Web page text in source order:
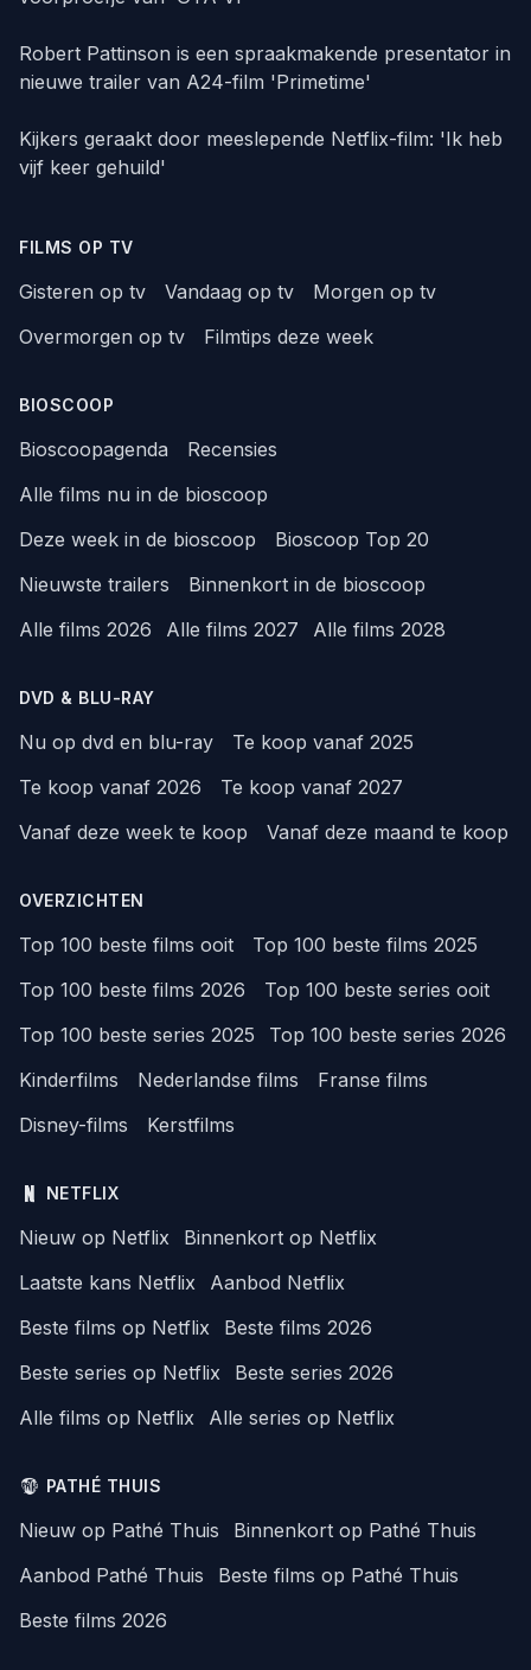
Robert Pattinson is een spraakmakende presentator in
nieuwe trailer van A24-film 'Primetime'
Kijkers geraakt door meeslepende Netflix-film: 'Ik heb
vijf keer gehuild'
FILMS OP TV
Gisteren op tv Vandaag op tv
Morgen op tv
Overmorgen op tv
Filmtips deze week
BIOSCOOP
Bioscoopagenda
Recensies
Alle films nu in de bioscoop
Deze week in de bioscoop
Bioscoop Top 20
Nieuwste trailers
Binnenkort in de bioscoop
Alle films 2026
Alle films 2027 Alle films 2028
DVD & BLU-RAY
Nu op dvd en blu-ray
Te koop vanaf 2025
Te koop vanaf 2026
Te koop vanaf 2027
Vanaf deze week te koop
Vanaf deze maand te koop
OVERZICHTEN
Top 100 beste films ooit
Top 100 beste films 2025
Top 100 beste films 2026
Top 100 beste series ooit
Top 100 beste series 2025
Top 100 beste series 2026
Kinderfilms
Nederlandse films
Franse films
Disney-films
Kerstfilms
NETFLIX
Nieuw op Netflix
Binnenkort op Netflix
Laatste kans Netflix
Aanbod Netflix
Beste films op Netflix
Beste films 2026
Beste series op Netflix
Beste series 2026
Alle films op Netflix
Alle series op Netflix
PATHÉ THUIS
Nieuw op Pathé Thuis
Binnenkort op Pathé Thuis
Aanbod Pathé Thuis
Beste films op Pathé Thuis
Beste films 2026